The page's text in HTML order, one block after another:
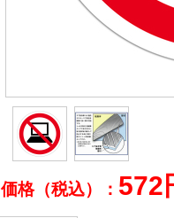
価格（税込）： 572